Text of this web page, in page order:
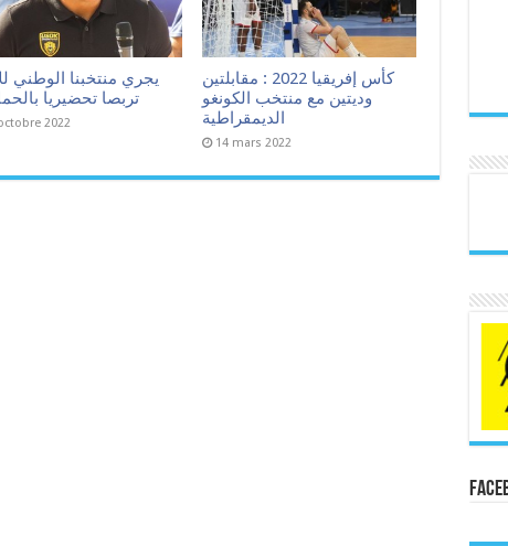
يجري منتخبنا الوطني
تربصا تحضيريا
2022
كأس إفريقيا 2022 : مقابلتين
وديتين مع منتخب الكونغو
الديمقراطية
14 mars 2022